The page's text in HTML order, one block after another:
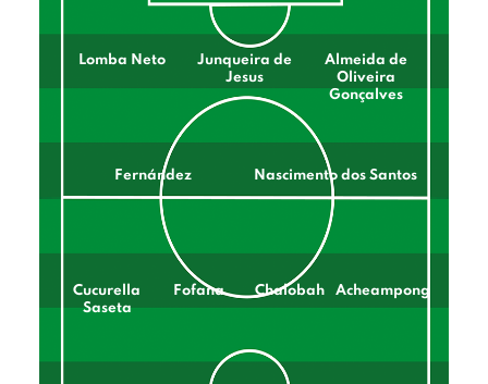
Lomba Neto
Junqueira de
Jesus
Almeida de
Oliveira
Gonçalves
Fernández Nascimento dos Santos
Cucurella
Saseta
Fofana Chalobah Acheampong